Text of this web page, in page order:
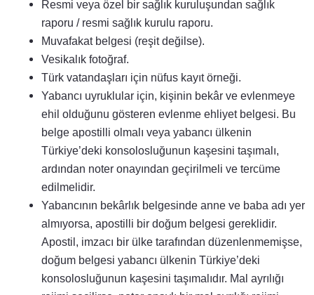
Resmi veya özel bir sağlık kuruluşundan sağlık
raporu / resmi sağlık kurulu raporu.
Muvafakat belgesi (reşit değilse).
Vesikalık fotoğraf.
Türk vatandaşları için nüfus kayıt örneği.
Yabancı uyruklular için, kişinin bekâr ve evlenmeye
ehil olduğunu gösteren evlenme ehliyet belgesi. Bu
belge apostilli olmalı veya yabancı ülkenin
Türkiye’deki konsolosluğunun kaşesini taşımalı,
ardından noter onayından geçirilmeli ve tercüme
edilmelidir.
Yabancının bekârlık belgesinde anne ve baba adı yer
almıyorsa, apostilli bir doğum belgesi gereklidir.
Apostil, imzacı bir ülke tarafından düzenlenmemişse,
doğum belgesi yabancı ülkenin Türkiye’deki
konsolosluğunun kaşesini taşımalıdır. Mal ayrılığı